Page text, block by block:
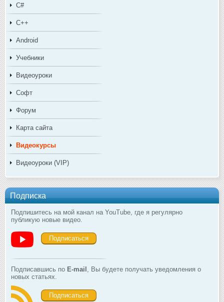
C#
C++
Android
Учебники
Видеоуроки
Софт
Форум
Карта сайта
Видеокурсы
Видеоуроки (VIP)
Подписка
Подпишитесь на мой канал на YouTube, где я регулярно
публикую новые видео.
Подписаться
Подписавшись по E-mail , Вы будете получать уведомления о
новых статьях.
Подписаться